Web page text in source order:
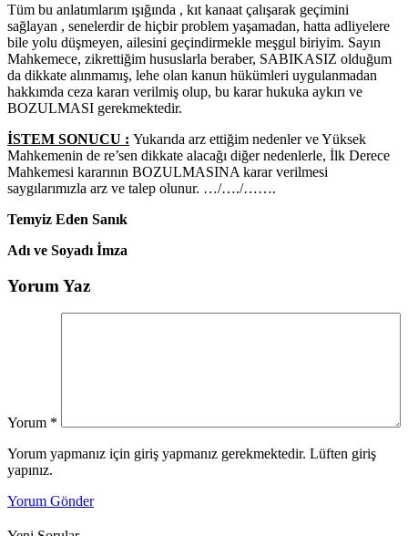
Tüm bu anlatımlarım ışığında , kıt kanaat çalışarak geçimini
sağlayan , senelerdir de hiçbir problem yaşamadan, hatta adliyelere
bile yolu düşmeyen, ailesini geçindirmekle meşgul biriyim. Sayın
Mahkemece, zikrettiğim hususlarla beraber, SABIKASIZ olduğum
da dikkate alınmamış, lehe olan kanun hükümleri uygulanmadan
hakkımda ceza kararı verilmiş olup, bu karar hukuka aykırı ve
BOZULMASI gerekmektedir.
İSTEM SONUCU : Yukarıda arz ettiğim nedenler ve Yüksek
Mahkemenin de re’sen dikkate alacağı diğer nedenlerle, İlk Derece
Mahkemesi kararının BOZULMASINA karar verilmesi
saygılarımızla arz ve talep olunur. …/…./…….
Temyiz Eden Sanık
Adı ve Soyadı İmza
Yorum Yaz
Yorum *
Yorum yapmanız için giriş yapmanız gerekmektedir. Lüften giriş
yapınız.
Yorum Gönder